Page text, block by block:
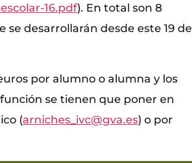
16.pdf). En total son 8
se desarrollarán desde este 19 de
por alumno o alumna y los
se tienen que poner en
(arniches_ivc@gva.es) o por